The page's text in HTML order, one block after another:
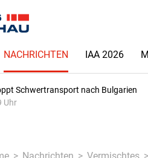
NACHRICHTEN IAA 2026
Schwertransport nach Bulgarien
Uhr